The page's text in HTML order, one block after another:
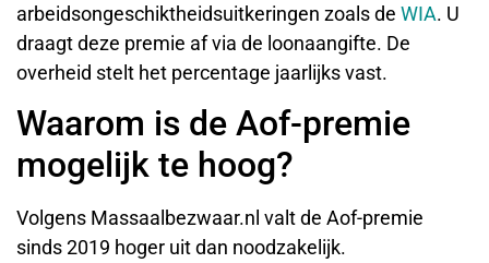
arbeidsongeschiktheidsuitkeringen zoals de WIA. U
draagt deze premie af via de loonaangifte. De
overheid stelt het percentage jaarlijks vast.
Waarom is de Aof-premie
mogelijk te hoog?
Volgens Massaalbezwaar.nl valt de Aof-premie
sinds 2019 hoger uit dan noodzakelijk.